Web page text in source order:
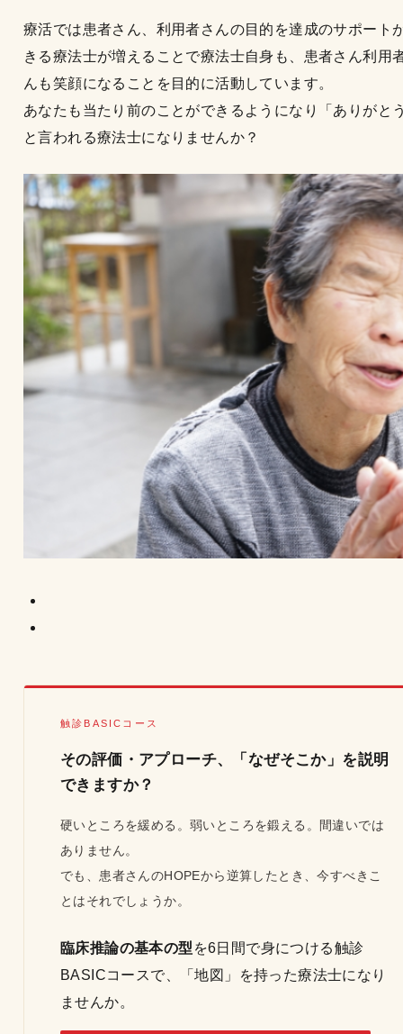
療活では患者さん、利用者さんの目的を達成のサポート
きる療法士が増えることで療法士自身も、患者さん利用
んも笑顔になることを目的に活動しています。
あなたも当たり前のことができるようになり「ありがと
と言われる療法士になりませんか？
触診BASICコース
その評価・アプローチ、「なぜそこか」を説明
できますか？
硬いところを緩める。弱いところを鍛える。間違いでは
ありません。
でも、患者さんのHOPEから逆算したとき、今すべきこ
とはそれでしょうか。
臨床推論の基本の型 を6日間で身につける触診
BASICコースで、「地図」を持った療法士になり
ませんか。